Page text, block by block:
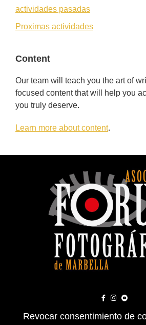
actividades pasadas
Proximas actividades
Content
Our team will teach you the art of
focused content that will help you
you truly deserve.
Learn more about content.
Revocar consentimiento de